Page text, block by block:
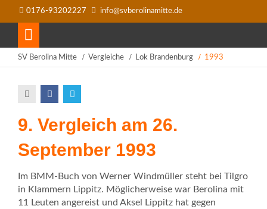
0176-93202227 info@svberolinamitte.de
SV Berolina Mitte Vergleiche Lok Brandenburg 1993
9. Vergleich am 26.
September 1993
Im BMM-Buch von Werner Windmüller steht bei Tilgro
in Klammern Lippitz. Möglicherweise war Berolina mit
11 Leuten angereist und Aksel Lippitz hat gegen